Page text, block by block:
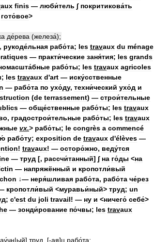
aux finis — люби́тель ∫ покритикова́ть
гото́вое>
де́рева (железа́);
, рукоде́льная рабо́та; les travaux du ménage
— практи́ческие заня́тия; les grands
рабо́ты; les travaux agricoles
; les travaux d'art — иску́сственные
— рабо́та по ухо́ду, техни́ческий ухо́д и
(de terrassement) — строи́тельные
— обще́ственные рабо́ты; les travaux
, градострои́тельные рабо́ты; les travaux
vx.> рабо́ты; le congrès a commencé
рабо́ту; exposition de travaux d'élèves —
! travaux! — осторо́жно, веду́тся
— труд [, рассчи́танный] ∫ на го́ды <на
— напряжённый и кропотли́вый
↓— неря́шливая рабо́та, рабо́та че́рез
кропотли́вый <муравьи́ный> труд; un
; c'est du joli travail! — ну и <ничего́ себе́>
— зонди́рование по́чвы; les travaux
|ый] труд , [-ая]ц рабо́та;